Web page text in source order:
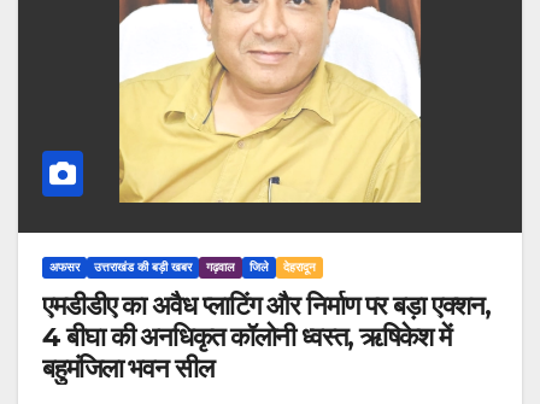
अफसर उत्तराखंड की बड़ी खबर गढ़वाल जिले देहरादून
एमडीडीए का अवैध प्लाटिंग और निर्माण पर बड़ा एक्शन,
4 बीघा की अनधिकृत कॉलोनी ध्वस्त, ऋषिकेश में
बहुमंजिला भवन सील